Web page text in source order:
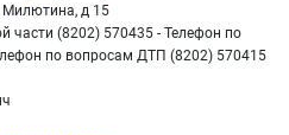
Милютина, д 15
части (8202) 570435 - Телефон по
по вопросам ДТП (8202) 570415